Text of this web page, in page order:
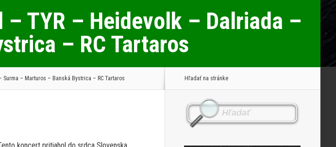
TYR – Heidevolk – Dalriada –
– RC Tartaros
– Marturos – Banská Bystrica – RC Tartaros Hľadať na stránke